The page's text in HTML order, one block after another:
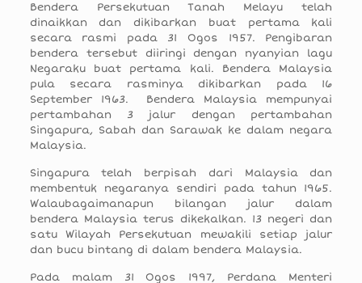
Bendera Persekutuan Tanah Melayu telah
dinaikkan dan dikibarkan buat pertama kali
secara rasmi pada 31 Ogos 1957. Pengibaran
bendera tersebut diiringi dengan nyanyian lagu
Negaraku buat pertama kali. Bendera Malaysia
pula secara rasminya dikibarkan pada 16
September 1963. Bendera Malaysia mempunyai
pertambahan 3 jalur dengan pertambahan
Singapura, Sabah dan Sarawak ke dalam negara
Malaysia.
Singapura telah berpisah dari Malaysia dan
membentuk negaranya sendiri pada tahun 1965.
Walaubagaimanapun bilangan jalur dalam
bendera Malaysia terus dikekalkan. 13 negeri dan
satu Wilayah Persekutuan mewakili setiap jalur
dan bucu bintang di dalam bendera Malaysia.
Pada malam 31 Ogos 1997, Perdana Menteri